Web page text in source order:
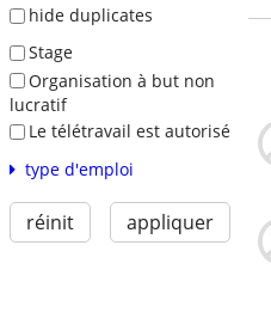
hide duplicates
Stage
Organisation à but non
lucratif
Le télétravail est autorisé
type d'emploi
réinit appliquer